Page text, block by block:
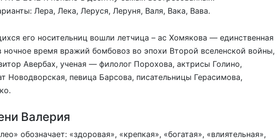
Лера, Лека, Леруся, Леруня, Валя, Вака, Вава.
его носительниц вошли летчица – ас Хомякова — единственная
ночное время вражий бомбовоз во эпохи Второй вселенской войны,
Авербах, ученая — филолог Порохова, актрисы Голино,
Новодворская, певица Барсова, писательницы Герасимова,
Валерия
обозначает: «здоровая», «крепкая», «богатая», «влиятельная»,